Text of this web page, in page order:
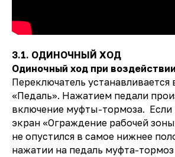
3.1. ОДИНОЧНЫЙ ХОД
Одиночный ход при
Переключатель
«Педаль». Нажатием педали
включение муфты-тормоза.
экран «Ограждение рабочей
не опустился в самое нижнее
нажатии на педаль муфта-